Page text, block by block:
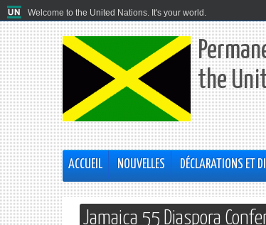
Welcome to the United Nations. It's your world.
the
ACCUEIL NOUVELLES DÉCLARATIONS ET
Jamaica 55 Diaspora